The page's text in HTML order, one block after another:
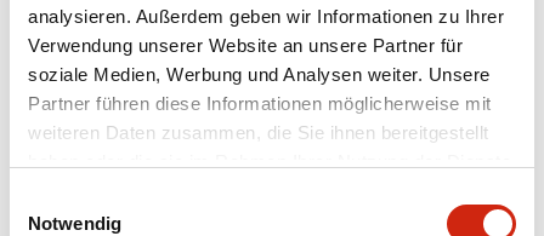
analysieren. Außerdem geben wir Informationen zu Ihrer
Verwendung unserer Website an unsere Partner für
soziale Medien, Werbung und Analysen weiter. Unsere
Partner führen diese Informationen möglicherweise mit
weiteren Daten zusammen, die Sie ihnen bereitgestellt
Notwendig
Menge auswählen
zum Zitat hinzufügen